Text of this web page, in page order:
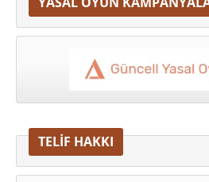
TELİF HAKKI